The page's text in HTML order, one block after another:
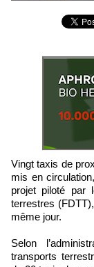
Vingt taxis de proximité roulant au gaz ont été mis officiellement
mis en
projet piloté par
terrestres
même jour.
Selon
transports